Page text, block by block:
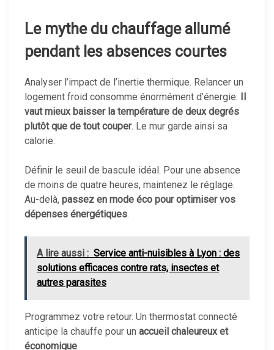
Le mythe du chauffage allumé
pendant les absences courtes
Analyser l’impact de l’inertie thermique. Relancer un
logement froid consomme énormément d’énergie. Il
vaut mieux baisser la température de deux degrés
plutôt que de tout couper. Le mur garde ainsi sa
calorie.
Définir le seuil de bascule idéal. Pour une absence
de moins de quatre heures, maintenez le réglage.
Au-delà, passez en mode éco pour optimiser vos
dépenses énergétiques.
A lire aussi : Service anti-nuisibles à Lyon : des
solutions efficaces contre rats, insectes et
autres parasites
Programmez votre retour. Un thermostat connecté
anticipe la chauffe pour un accueil chaleureux et
économique.